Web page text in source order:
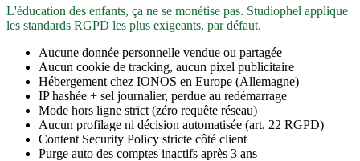
L'éducation des enfants, ça ne se monétise pas. Studiophel applique
les standards RGPD les plus exigeants, par défaut.
Aucune donnée personnelle vendue ou partagée
Aucun cookie de tracking, aucun pixel publicitaire
Hébergement chez IONOS en Europe (Allemagne)
IP hashée + sel journalier, perdue au redémarrage
Mode hors ligne strict (zéro requête réseau)
Aucun profilage ni décision automatisée (art. 22 RGPD)
Content Security Policy stricte côté client
Purge auto des comptes inactifs après 3 ans